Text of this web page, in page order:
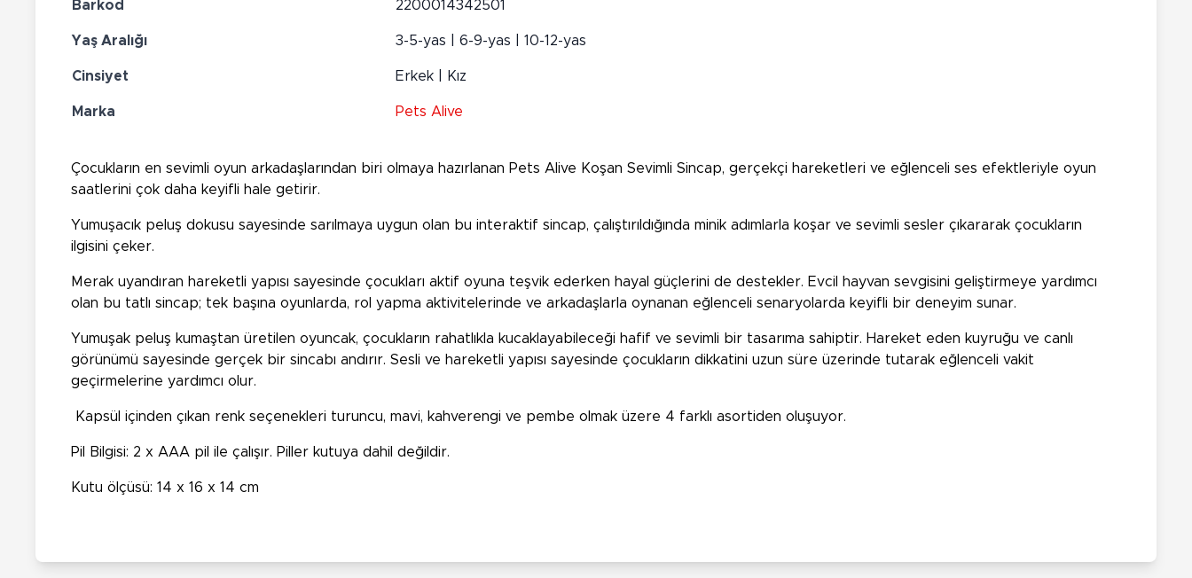
Barkod 2200014342501
Yaş Aralığı 3-5-yas | 6-9-yas | 10-12-yas
Cinsiyet Erkek | Kız
Marka Pets Alive
Çocukların en sevimli oyun arkadaşlarından biri olmaya hazırlanan Pets Alive Koşan Sevimli Sincap, gerçekçi hareketleri ve eğlenceli ses efektleriyle oyun
saatlerini çok daha keyifli hale getirir.
Yumuşacık peluş dokusu sayesinde sarılmaya uygun olan bu interaktif sincap, çalıştırıldığında minik adımlarla koşar ve sevimli sesler çıkararak çocukların
ilgisini çeker.
Merak uyandıran hareketli yapısı sayesinde çocukları aktif oyuna teşvik ederken hayal güçlerini de destekler. Evcil hayvan sevgisini geliştirmeye yardımcı
olan bu tatlı sincap; tek başına oyunlarda, rol yapma aktivitelerinde ve arkadaşlarla oynanan eğlenceli senaryolarda keyifli bir deneyim sunar.
Yumuşak peluş kumaştan üretilen oyuncak, çocukların rahatlıkla kucaklayabileceği hafif ve sevimli bir tasarıma sahiptir. Hareket eden kuyruğu ve canlı
görünümü sayesinde gerçek bir sincabı andırır. Sesli ve hareketli yapısı sayesinde çocukların dikkatini uzun süre üzerinde tutarak eğlenceli vakit
geçirmelerine yardımcı olur.
Kapsül içinden çıkan renk seçenekleri turuncu, mavi, kahverengi ve pembe olmak üzere 4 farklı asortiden oluşuyor.
Pil Bilgisi: 2 x AAA pil ile çalışır. Piller kutuya dahil değildir.
Kutu ölçüsü: 14 x 16 x 14 cm